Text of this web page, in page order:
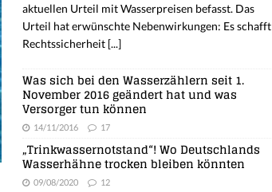
aktuellen Urteil mit Wasserpreisen befasst. Das
Urteil hat erwünschte Nebenwirkungen: Es schafft
Rechtssicherheit [...]
Was sich bei den Wasserzählern seit 1.
November 2016 geändert hat und was
Versorger tun können
14/11/2016 17
„Trinkwassernotstand“! Wo Deutschlands
Wasserhähne trocken bleiben könnten
09/08/2020 12